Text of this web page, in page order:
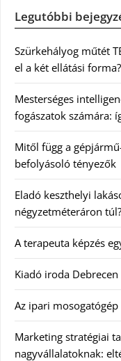
Legutóbbi
Szürkehályog műtét
el a két ellátási forma?
Mesterséges
fogászatok számára:
Mitől függ a
befolyásoló tényezők
Eladó keszthelyi
négyzetméteráron túl?
A terapeuta képzés
Kiadó iroda
Az ipari
Marketing stratégiai
nagyvállalatoknak: